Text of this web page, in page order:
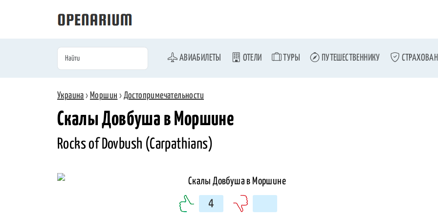
АВИАБИЛЕТЫ ОТЕЛИ ТУРЫ ПУТЕШЕСТВЕННИКУ
Украина › Моршин › Достопримечательности
Скалы Довбуша в Моршине
Rocks of Dovbush (Carpathians)
4